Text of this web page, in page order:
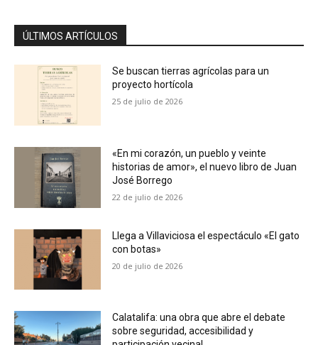
ÚLTIMOS ARTÍCULOS
Se buscan tierras agrícolas para un
proyecto hortícola
25 de julio de 2026
«En mi corazón, un pueblo y veinte
historias de amor», el nuevo libro de Juan
José Borrego
22 de julio de 2026
Llega a Villaviciosa el espectáculo «El gato
con botas»
20 de julio de 2026
Calatalifa: una obra que abre el debate
sobre seguridad, accesibilidad y